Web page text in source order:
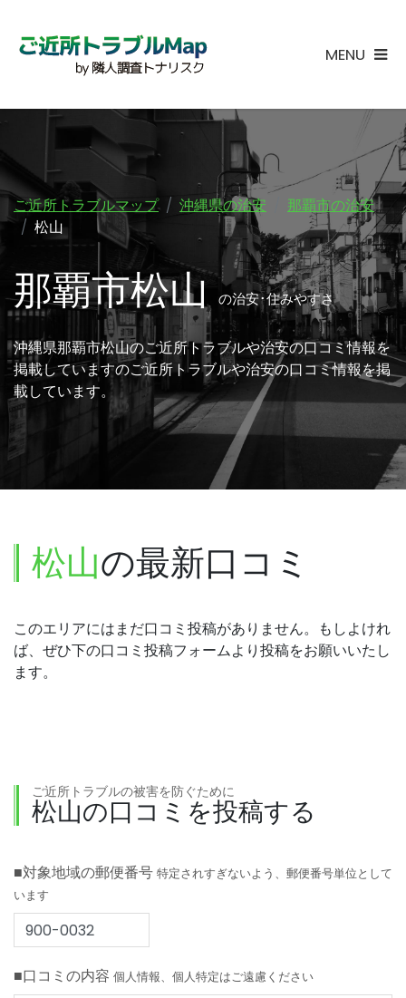
MENU
ご近所トラブルマップ 沖縄県の治安
那覇市の治安
松山
那覇市松山の治安･住みやすさ
沖縄県那覇市松山のご近所トラブルや治安の口コミ情報を
掲載していますのご近所トラブルや治安の口コミ情報を掲
載しています。
松山の最新口コミ
このエリアにはまだ口コミ投稿がありません。もしよけれ
ば、ぜひ下の口コミ投稿フォームより投稿をお願いいたし
ます。
ご近所トラブルの被害を防ぐために
松山の口コミを投稿する
■対象地域の郵便番号 特定されすぎないよう、郵便番号単位として
います
■口コミの内容 個人情報、個人特定はご遠慮ください